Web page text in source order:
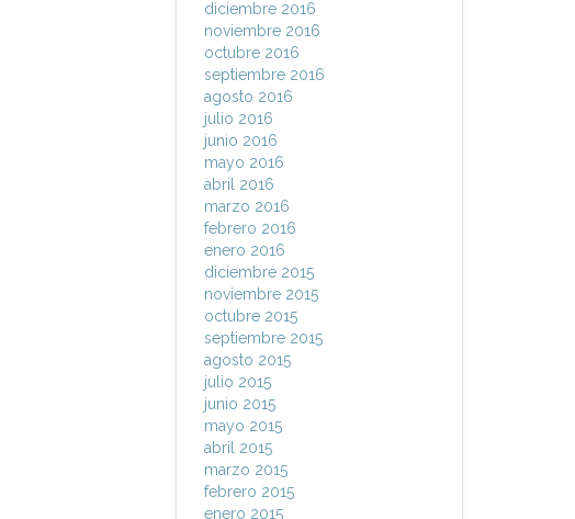
diciembre 2016
noviembre 2016
octubre 2016
septiembre 2016
agosto 2016
julio 2016
junio 2016
mayo 2016
abril 2016
marzo 2016
febrero 2016
enero 2016
diciembre 2015
noviembre 2015
octubre 2015
septiembre 2015
agosto 2015
julio 2015
junio 2015
mayo 2015
abril 2015
marzo 2015
febrero 2015
enero 2015